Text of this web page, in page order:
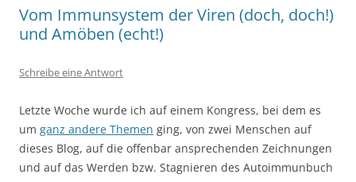
Vom Immunsystem der Viren (doch, doch!)
und Amöben (echt!)
Schreibe eine Antwort
Letzte Woche wurde ich auf einem Kongress, bei dem es
um ganz andere Themen ging, von zwei Menschen auf
dieses Blog, auf die offenbar ansprechenden Zeichnungen
und auf das Werden bzw. Stagnieren des Autoimmunbuch